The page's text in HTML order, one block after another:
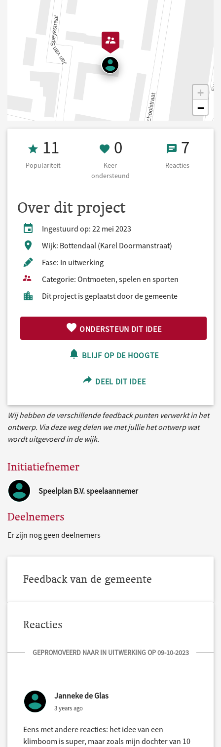
+
−
Populariteit 11
11
Populariteit
0 Keer
0
Keer
ondersteund
7 7
Reacties
Over dit project
Ingestuurd op: 22 mei 2023
Wijk: Bottendaal (Karel Doormanstraat)
Fase: In uitwerking
Categorie: Ontmoeten, spelen en sporten
Dit project is geplaatst door de gemeente
ONDERSTEUN DIT IDEE
BLIJF OP DE HOOGTE
DEEL DIT IDEE
Wij hebben de verschillende feedback punten verwerkt in het
ontwerp. Via deze weg delen we met jullie het ontwerp wat
wordt uitgevoerd in de wijk.
Initiatiefnemer
Speelplan B.V. speelaannemer
Deelnemers
Er zijn nog geen deelnemers
Feedback van de gemeente
Reacties
GEPROMOVEERD NAAR IN UITWERKING OP 09-10-2023
Janneke de Glas
3 years ago
Eens met andere reacties: het idee van een
klimboom is super, maar zoals mijn dochter van 10